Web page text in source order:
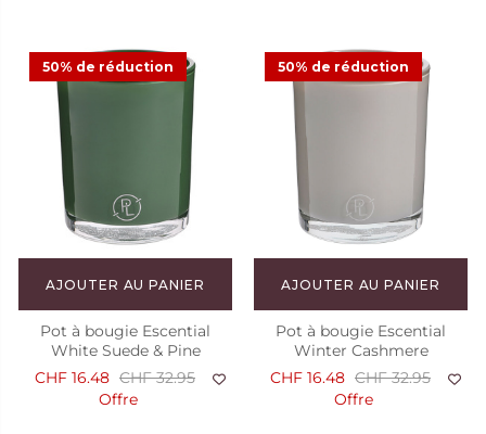
50% de réduction
AJOUTER AU PANIER
Pot à bougie Escential
White Suede & Pine
CHF 16.48 CHF 32.95
Offre
50% de réduction
AJOUTER AU PANIER
Pot à bougie Escential
Winter Cashmere
CHF 16.48 CHF 32.95
Offre